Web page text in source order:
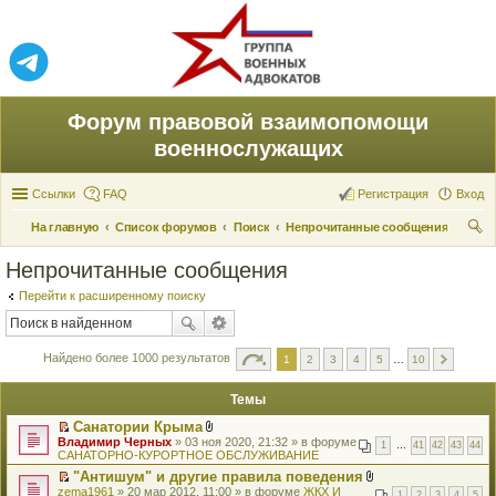
Форум правовой взаимопомощи
военнослужащих
Ссылки FAQ Вход
Регистрация
На главную Список форумов Поиск
Непрочитанные сообщения
Непрочитанные сообщения
Перейти к расширенному поиску
Найдено более 1000 результатов 1 2 3 4 5 10
Темы
П
е
р
е
й
Санатории Крыма
В
л
о
ж
е
1 41 42 43 44
Владимир Черных » 03 ноя 2020, 21:32 » в форуме
САНАТОРНО-КУРОРТНОЕ ОБСЛУЖИВАНИЕ
П
"Антишум" и другие правила поведения
В
zema1961 » 20 мар 2012, 11:00 » в форуме ЖКХ И